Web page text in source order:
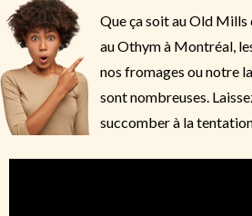
Que ça soit au Old
au Othym à Montréal,
nos fromages ou notre
sont nombreuses.
succomber à la